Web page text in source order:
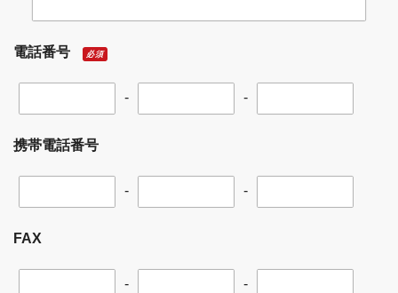
電話番号 必須
- -
携帯電話番号
- -
FAX
- -